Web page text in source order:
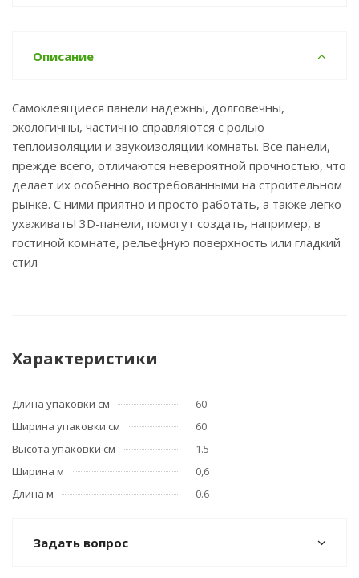
Описание
Самоклеящиеся панели надежны, долговечны,
экологичны, частично справляются с ролью
теплоизоляции и звукоизоляции комнаты. Все панели,
прежде всего, отличаются невероятной прочностью, что
делает их особенно востребованными на строительном
рынке. С ними приятно и просто работать, а также легко
ухаживать! 3D-панели, помогут создать, например, в
гостиной комнате, рельефную поверхность или гладкий
стил
Характеристики
Длина упаковки см
60
Ширина упаковки см
60
Высота упаковки см
1.5
Ширина м
0,6
Длина м
0.6
Задать вопрос